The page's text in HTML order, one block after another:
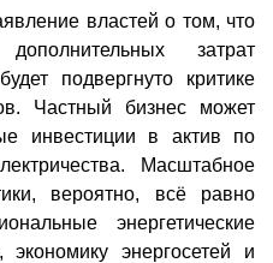
властей о том, что
затрат
подвергнуто критике
Частный бизнес может
инвестиции в актив по
Масштабное
вероятно, всё равно
энергетические
энергосетей и